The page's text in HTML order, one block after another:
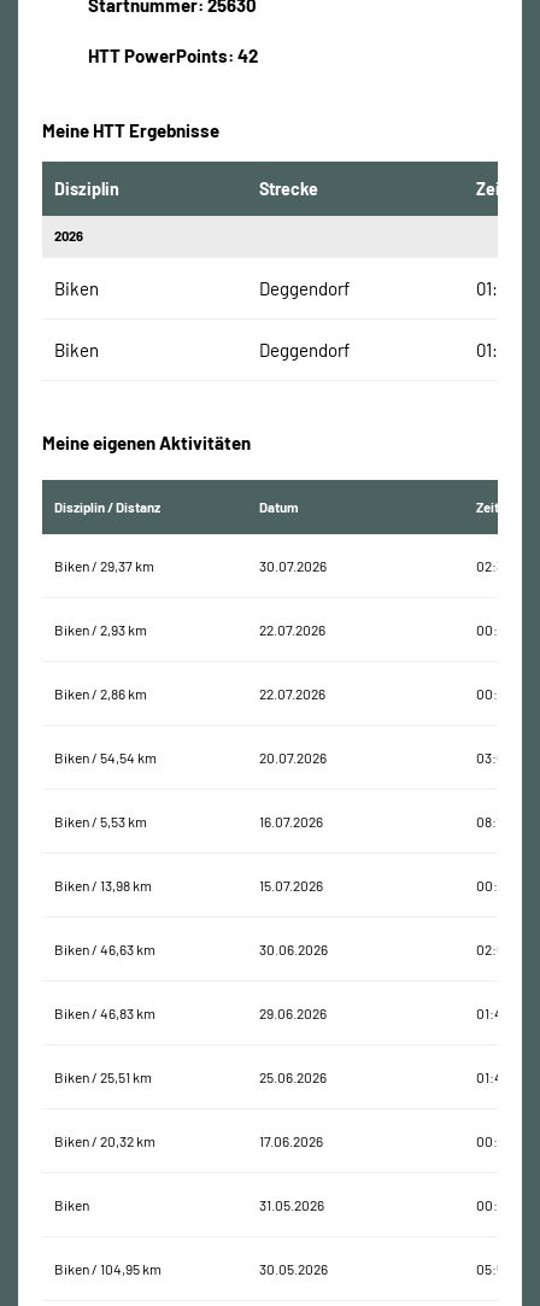
Startnummer: 25630
HTT PowerPoints: 42
Meine HTT Ergebnisse
Disziplin Strecke Zeit
2026
Biken Deggendorf
Biken Deggendorf
Meine eigenen Aktivitäten
Disziplin / Distanz Datum Zeit
Biken / 29,37 km 30.07.2026 02:37:04
Biken / 2,93 km 22.07.2026 00:10:35
Biken / 2,86 km 22.07.2026 00:09:27
Biken / 54,54 km 20.07.2026 03:00:29
Biken / 5,53 km 16.07.2026 08:10:21
Biken / 13,98 km 15.07.2026 00:39:47
Biken / 46,63 km 30.06.2026 02:07:57
Biken / 46,83 km 29.06.2026 01:46:17
Biken / 25,51 km 25.06.2026 01:43:20
Biken / 20,32 km 17.06.2026 00:38:14
Biken 31.05.2026 00:00:06
Biken / 104,95 km 30.05.2026 05:52:13